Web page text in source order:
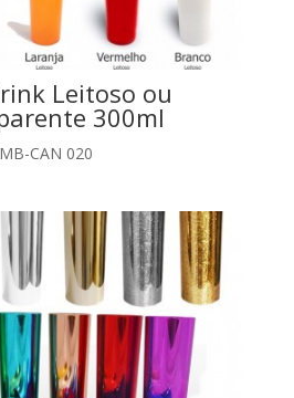
Leitoso ou
300ml
MB-CAN 020